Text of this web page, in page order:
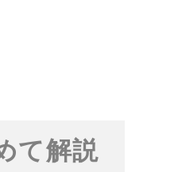
て解説